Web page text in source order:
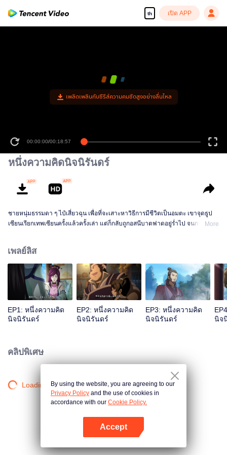
th เปิด APP
เพลิดเพลินกับซีรีส์ความคมชัดสูงอย่างลื่นไหล
00:00:00/00:18:57
หนึ่งความคิดนิจนิรันดร์
ชายหนุ่มธรรมดา ๆ ไป๋เสี่ยวฉุน เพื่อที่จะเสาะหาวิธีการมีชีวิตเป็นอมตะ เขาจุดธูป
เซียนเรียกเทพเซียนครั้งแล้วครั้งเล่า แต่ก็กลับถูกอสนีบาตฟาดอยู่ร่ำไป จนกระทั่งMore
เพลย์ลิส
EP1: หนึ่งความคิด
นิจนิรันดร์
EP2: หนึ่งความคิด
นิจนิรันดร์
EP3: หนึ่งความคิด
นิจนิรันดร์
นิจ
คลิปพิเศษ
Loading…By using the website, you are agreeing to our
Privacy Policy and the use of cookies in
accordance with our Cookie Policy.
Accept